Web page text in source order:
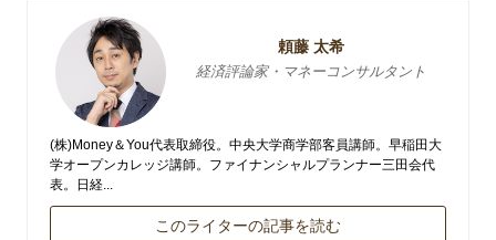
頼藤 太希
経済評論家・マネーコンサルタント
(株)Money＆You代表取締役。中央大学商学部客員講師。早稲田大
学オープンカレッジ講師。ファイナンシャルプランナー三田会代
表。日経...
このライターの記事を読む